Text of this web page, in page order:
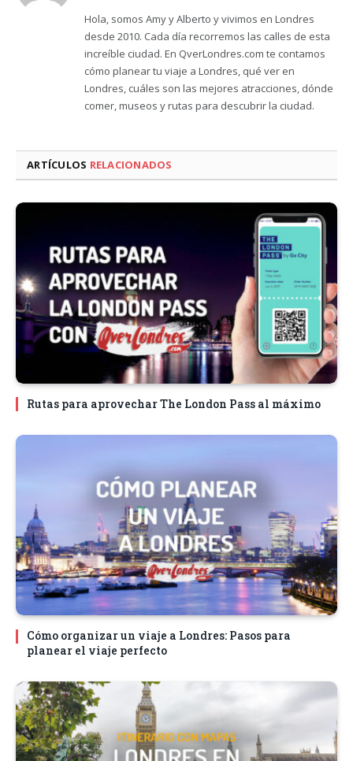
Hola, somos Amy y Alberto y vivimos en Londres
desde 2010. Cada día recorremos las calles de esta
increíble ciudad. En QverLondres.com te contamos
cómo planear tu viaje a Londres, qué ver en
Londres, cuáles son las mejores atracciones, dónde
comer, museos y rutas para descubrir la ciudad.
ARTÍCULOS RELACIONADOS
Rutas para aprovechar The London Pass al máximo
Cómo organizar un viaje a Londres: Pasos para
planear el viaje perfecto